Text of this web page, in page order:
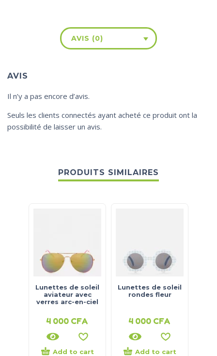
AVIS (0)
AVIS
Il n’y a pas encore d’avis.
Seuls les clients connectés ayant acheté ce produit ont la
possibilité de laisser un avis.
PRODUITS SIMILAIRES
Lunettes de soleil
aviateur avec
verres arc-en-ciel
4 000 CFA
Add to cart
Lunettes de soleil
rondes fleur
4 000 CFA
Add to cart